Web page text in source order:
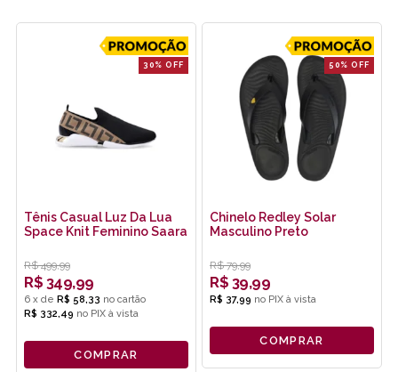
30% OFF
Tênis Casual Luz Da Lua
Space Knit Feminino Saara
R$ 499,99
R$ 349,99
6 x de R$ 58,33
R$ 332,49 no PIX
COMPRAR
50% OFF
Chinelo Redley Solar
Masculino Preto
R$ 79,99
R$ 39,99
R$ 37,99 no PIX
COMPRAR